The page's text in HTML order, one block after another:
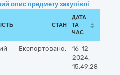
опис предмету закупівлі
СТАН
ДАТА
ТА
ЧАС
Експортовано:
16-12-
2024,
15:49:28